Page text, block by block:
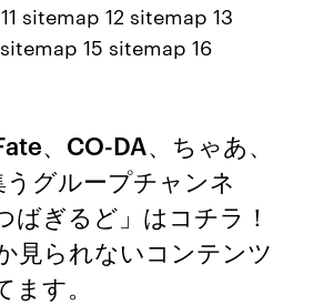
sitemap 12 sitemap 13
15 sitemap 16
、CO-DA、ちゃあ、
グループチャンネ
ばぎるど」はコチラ！
見られないコンテンツ
ます。